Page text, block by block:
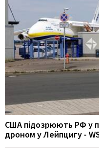
США підозрюють РФ у
дроном у Лейпцигу -